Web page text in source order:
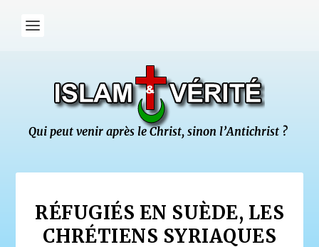
RÉFUGIÉS EN SUÈDE, LES
CHRÉTIENS SYRIAQUES